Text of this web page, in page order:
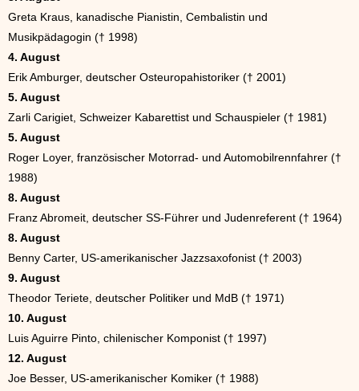
Greta Kraus, kanadische Pianistin, Cembalistin und
Musikpädagogin († 1998)
4. August
Erik Amburger, deutscher Osteuropahistoriker († 2001)
5. August
Zarli Carigiet, Schweizer Kabarettist und Schauspieler († 1981)
5. August
Roger Loyer, französischer Motorrad- und Automobilrennfahrer (†
1988)
8. August
Franz Abromeit, deutscher SS-Führer und Judenreferent († 1964)
8. August
Benny Carter, US-amerikanischer Jazzsaxofonist († 2003)
9. August
Theodor Teriete, deutscher Politiker und MdB († 1971)
10. August
Luis Aguirre Pinto, chilenischer Komponist († 1997)
12. August
Joe Besser, US-amerikanischer Komiker († 1988)